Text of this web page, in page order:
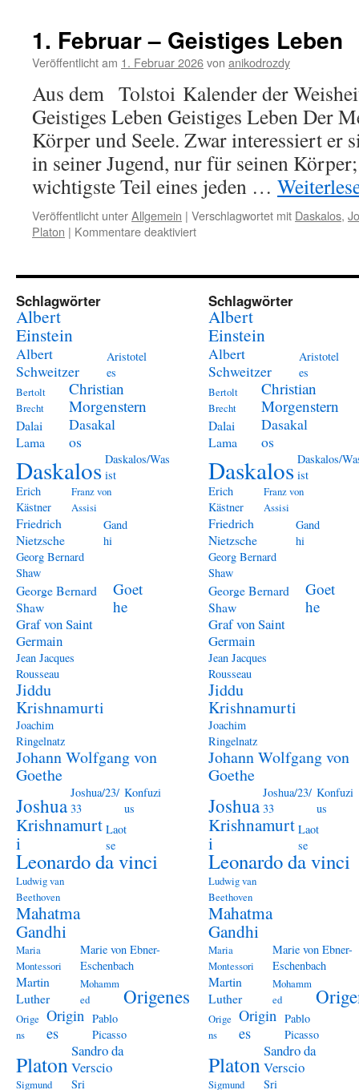
Tod
1. Februar – Geistiges Leben
Veröffentlicht am 1. Februar 2026von anikodrozdy
Aus dem Tolstoi Kalender der
Geistiges Leben Geistiges Leben Der
Körper und Seele. Zwar interessiert er
in seiner Jugend, nur für seinen
wichtigste Teil eines jeden …
Veröffentlicht unterAllgemein | Verschlagwortet mit Daskalos,
Platon | Kommentare deaktiviertfür
–
Geistiges
Leben
Schlagwörter
Albert
Einstein
Albert
Schweitzer
Aristotel
es
Bertolt
Brecht
Christian
Morgenstern
Dalai
Lama
Dasakal
os
Daskalos Daskalos/Was
ist
Erich
Kästner
Franz von
Assisi
Friedrich
Nietzsche
Gand
hi
Georg Bernard
Shaw
George Bernard
Shaw
Goet
he
Graf von Saint
Germain
Jean Jacques
Rousseau
Jiddu
Krishnamurti
Joachim
Ringelnatz
Johann Wolfgang von
Goethe
Joshua
Joshua/23/
33
Konfuzi
us
Krishnamurt
i
Laot
se
Leonardo da vinci
Ludwig van
Beethoven
Mahatma
Gandhi
Maria
Montessori
Marie von Ebner-
Eschenbach
Martin
Luther
Mohamm
ed
Origenes
Orige
ns
Origin
es
Pablo
Picasso
Platon
Sandro da
Verscio
Sigmund Sri
Schlagwörter
Albert
Einstein
Albert
Schweitzer
Aristotel
es
Bertolt
Brecht
Christian
Morgenstern
Dalai
Lama
Dasakal
os
Daskalos Daskalos/
ist
Erich
Kästner
Franz von
Assisi
Friedrich
Nietzsche
Gand
hi
Georg Bernard
Shaw
George Bernard
Shaw
Goet
he
Graf von Saint
Germain
Jean Jacques
Rousseau
Jiddu
Krishnamurti
Joachim
Ringelnatz
Johann Wolfgang von
Goethe
Joshua
Joshua/23/
33
Konfuzi
us
Krishnamurt
i
Laot
se
Leonardo da vinci
Ludwig van
Beethoven
Mahatma
Gandhi
Maria
Montessori
Marie von Ebner-
Eschenbach
Martin
Luther
Mohamm
ed
Orige
ns
Origin
es
Pablo
Picasso
Platon
Sandro da
Verscio
Sigmund Sri